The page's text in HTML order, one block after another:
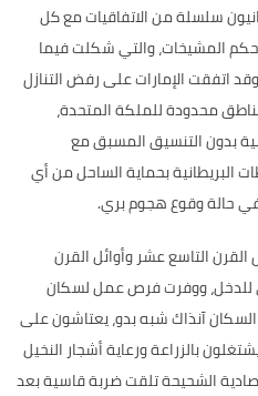
سلسلة من الاتفاقيات مع كل
المشيخات، والتي شكلت فيما
وقد اتفقت الإمارات على رفض التنازل
محدودة للملكة المتحدة،
بدون التنسيق المسبق مع
البريطانية بحماية الساحل من أي
في حالة وقوع هجوم بري.
التاسع عشر وأوائل القرن
للدخل، ووفرت فرص عمل لسكان
آنذاك شبه بدو، يعتاشون على
بالزراعة ورعاية أشجار النخيل
الشحيحة تلقت ضربة قاسية بعد